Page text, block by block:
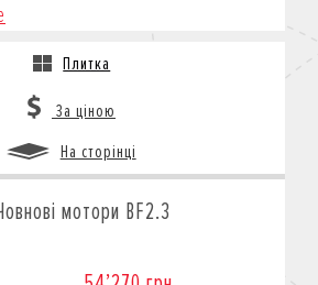
Плитка
За ціною
На сторінці
мотори BF2.3